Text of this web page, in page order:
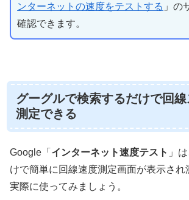
ンターネットの速度をテストする 」の
確認できます。
グーグルで検索するだけで回
測定できる
Google「 インターネット速度テスト 」
けで簡単に回線速度測定画面が表示され
実際に使ってみましょう。